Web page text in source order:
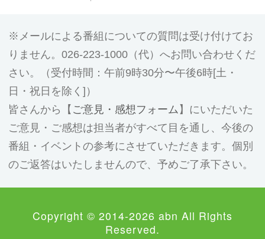
メールによる番組についての質問は受け付けてお
りません。026-223-1000（代）へお問い合わせくだ
さい。（受付時間：午前9時30分〜午後6時[土・
日・祝日を除く]）
皆さんから【 ご意見・感想フォーム 】にいただいた
ご意見・ご感想は担当者がすべて目を通し、今後の
番組・イベントの参考にさせていただきます。個別
のご返答はいたしませんので、予めご了承下さい。
Copyright © 2014-2026 abn All Rights
Reserved.